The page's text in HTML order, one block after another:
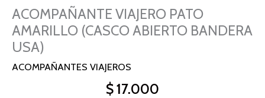
ACOMPAÑANTE VIAJERO PATO
AMARILLO (CASCO ABIERTO BANDERA
USA)
ACOMPAÑANTES VIAJEROS
$17.000